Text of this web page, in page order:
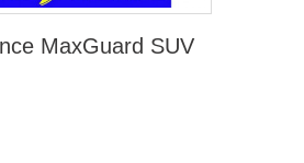
MaxGuard SUV